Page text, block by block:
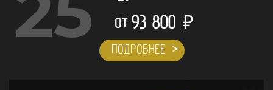
ОТ 93 800 ₽
ПОДРОБНЕЕ